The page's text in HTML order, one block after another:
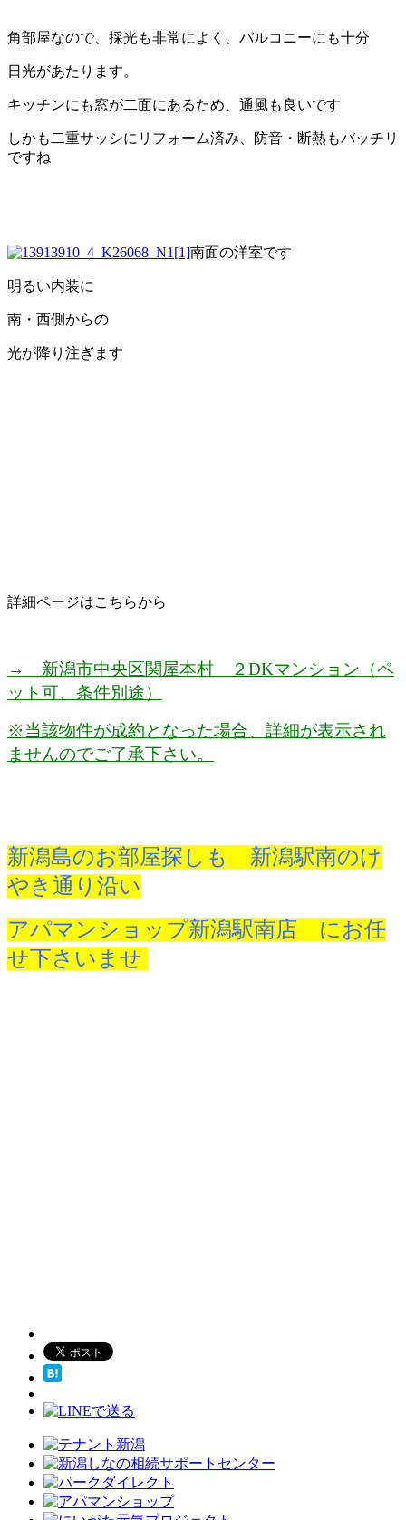
角部屋なので、採光も非常によく、バルコニーにも十分
日光があたります。
キッチンにも窓が二面にあるため、通風も良いです
しかも二重サッシにリフォーム済み、防音・断熱もバッチリ
ですね
南面の洋室です
明るい内装に
南・西側からの
光が降り注ぎます
詳細ページはこちらから
→ 新潟市中央区関屋本村 ２DKマンション（ペ
ット可、条件別途）
※当該物件が成約となった場合、詳細が表示され
ませんのでご了承下さい。
新潟島のお部屋探しも 新潟駅南のけ
やき通り沿い
アパマンショップ新潟駅南店 にお任
せ下さいませ